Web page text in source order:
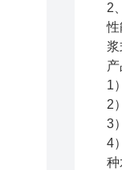
2
性
1
2
3
4
种